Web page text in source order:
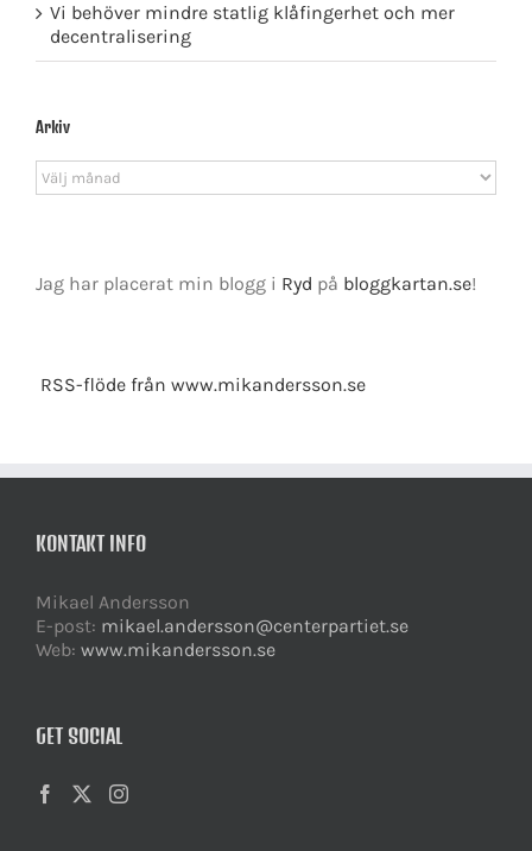
Vi behöver mindre statlig klåfingerhet och mer
decentralisering
Arkiv
Arkiv
Jag har placerat min blogg i Ryd på bloggkartan.se!
RSS-flöde från www.mikandersson.se
KONTAKT INFO
Mikael Andersson
E-post: mikael.andersson@centerpartiet.se
Web: www.mikandersson.se
GET SOCIAL